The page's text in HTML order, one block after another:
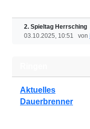
2. Spieltag Herrsching
03.10.2025, 10:51 von
Aktuelles
Dauerbrenner